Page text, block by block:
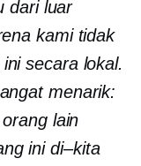
dari luar
kami tidak
secara lokal.
menarik:
lain
inidi–kita